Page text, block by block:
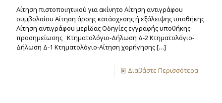
Αίτηση πιστοποιητικού για ακίνητο Αίτηση αντιγράφου
συμβολαίου Αίτηση άρσης κατάσχεσης ή εξάλειψης υποθήκης
Αίτηση αντιγράφου μερίδας Οδηγίες εγγραφής υποθήκης-
προσημείωσης Κτηματολόγιο-Δήλωση Δ-2 Κτηματολόγιο-
Δήλωση Δ-1 Κτηματολόγιο-Αίτηση χορήγησης[…]
Διαβάστε Περισσότερα